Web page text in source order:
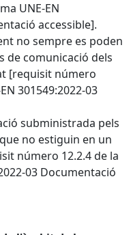
UNE-EN
accessible].
no sempre es poden
de comunicació dels
[requisit número
301549:2022-03
subministrada pels
no estiguin en un
número 12.2.4 de la
03 Documentació